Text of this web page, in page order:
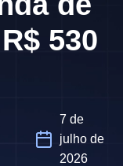
530
7 de
julho de
2026